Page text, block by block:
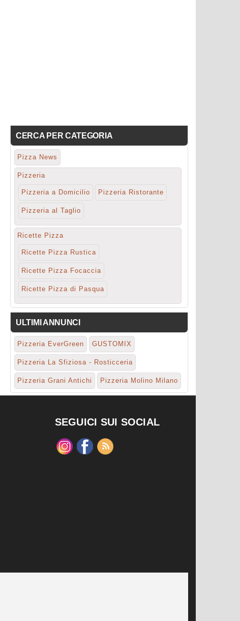
CERCA PER CATEGORIA
Pizza News
Pizzeria
Pizzeria a Domicilio Pizzeria Ristorante
Pizzeria al Taglio
Ricette Pizza
Ricette Pizza Rustica
Ricette Pizza Focaccia
Ricette Pizza di Pasqua
ULTIMI ANNUNCI
Pizzeria EverGreen GUSTOMIX
Pizzeria La Sfiziosa - Rosticceria
Pizzeria Grani Antichi Pizzeria Molino Milano
SEGUICI SUI SOCIAL